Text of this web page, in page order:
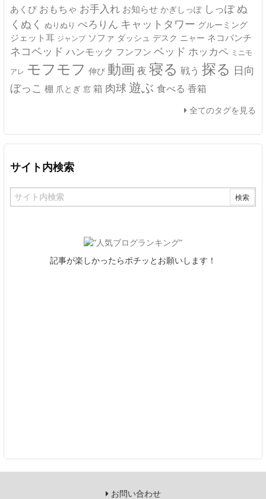
あくび おもちゃ お手入れ お知らせ かぎしっぽ しっぽ ぬ
くぬく ぬりぬり ぺろりん キャットタワー グルーミング
ジェット耳 ジャンプ ソファ ダッシュ デスク ニャー ネコパンチ
ネコベッド ハンモック フンフン ベッド ホッカペ ミニモ
アレ モフモフ 伸び 動画 夜 寝る 戦う 探る 日向
ぼっこ 棚 爪とぎ 窓 箱 肉球 遊ぶ 食べる 香箱
全てのタグを見る
サイト内検索
記事が楽しかったらポチッとお願いします！
お問い合わせ